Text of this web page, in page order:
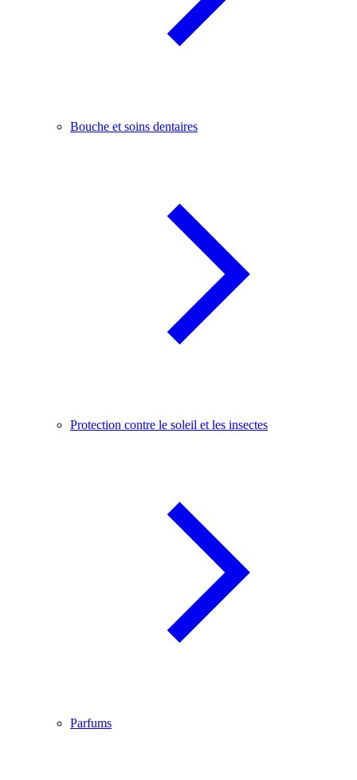
Bouche et soins dentaires
Protection contre le soleil et les insectes
Parfums